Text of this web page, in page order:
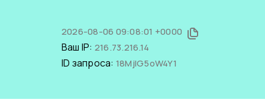
2026-08-06 09:08:01 +0000
Ваш IP: 216.73.216.14
ID запроса: 18MjIG5oW4Y1